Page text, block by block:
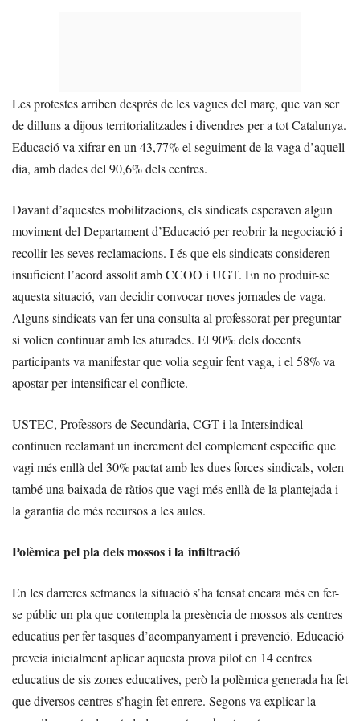
Les protestes arriben després de les vagues del març, que van ser
de dilluns a dijous territorialitzades i divendres per a tot Catalunya.
Educació va xifrar en un 43,77% el seguiment de la vaga d’aquell
dia, amb dades del 90,6% dels centres.
Davant d’aquestes mobilitzacions, els sindicats esperaven algun
moviment del Departament d’Educació per reobrir la negociació i
recollir les seves reclamacions. I és que els sindicats consideren
insuficient l’acord assolit amb CCOO i UGT. En no produir-se
aquesta situació, van decidir convocar noves jornades de vaga.
Alguns sindicats van fer una consulta al professorat per preguntar
si volien continuar amb les aturades. El 90% dels docents
participants va manifestar que volia seguir fent vaga, i el 58% va
apostar per intensificar el conflicte.
USTEC, Professors de Secundària, CGT i la Intersindical
continuen reclamant un increment del complement específic que
vagi més enllà del 30% pactat amb les dues forces sindicals, volen
també una baixada de ràtios que vagi més enllà de la plantejada i
la garantia de més recursos a les aules.
Polèmica pel pla dels mossos i la infiltració
En les darreres setmanes la situació s’ha tensat encara més en fer-
se públic un pla que contempla la presència de mossos als centres
educatius per fer tasques d’acompanyament i prevenció. Educació
preveia inicialment aplicar aquesta prova pilot en 14 centres
educatius de sis zones educatives, però la polèmica generada ha fet
que diversos centres s’hagin fet enrere. Segons va explicar la